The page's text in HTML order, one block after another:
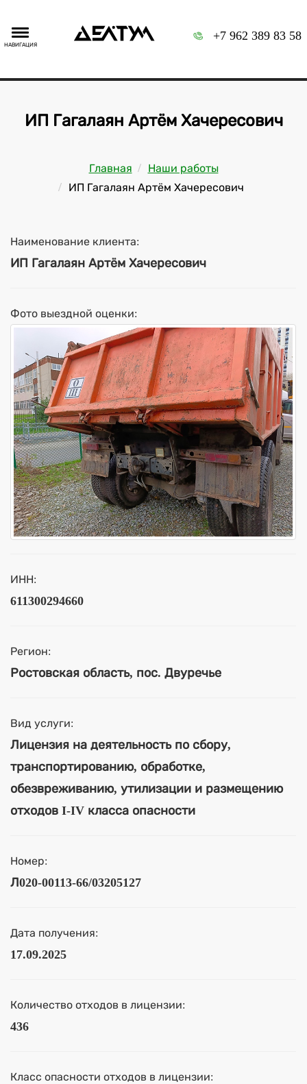
НАВИГАЦИЯ
+7 962 389 83 58
ИП Гагалаян Артём Хачересович
Главная
Наши работы
ИП Гагалаян Артём Хачересович
Наименование клиента:
ИП Гагалаян Артём Хачересович
Фото выездной оценки:
ИНН:
611300294660
Регион:
Ростовская область, пос. Двуречье
Вид услуги:
Лицензия на деятельность по сбору,
транспортированию, обработке,
обезвреживанию, утилизации и размещению
отходов I-IV класса опасности
Номер:
Л020-00113-66/03205127
Дата получения:
17.09.2025
Количество отходов в лицензии:
436
Класс опасности отходов в лицензии: